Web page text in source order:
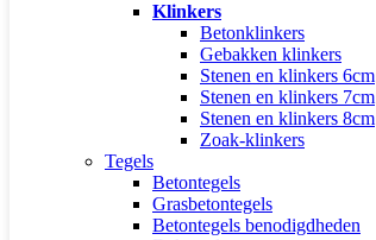
Klinkers
Betonklinkers
Gebakken klinkers
Stenen en klinkers 6cm
Stenen en klinkers 7cm
Stenen en klinkers 8cm
Zoak-klinkers
Tegels
Betontegels
Grasbetontegels
Betontegels benodigdheden